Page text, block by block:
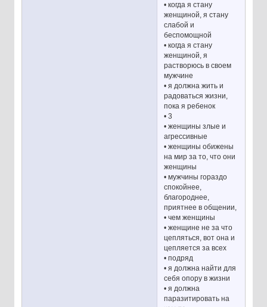
• когда я стану
женщиной, я стану
слабой и
беспомощной
• когда я стану
женщиной, я
растворюсь в своем
мужчине
• я должна жить и
радоваться жизни,
пока я ребенок
• 3
• женщины злые и
агрессивные
• женщины обижены
на мир за то, что они
женщины
• мужчины гораздо
спокойнее,
благороднее,
приятнее в общении,
• чем женщины
• женщине не за что
цепляться, вот она и
цепляется за всех
• подряд
• я должна найти для
себя опору в жизни
• я должна
паразитировать на